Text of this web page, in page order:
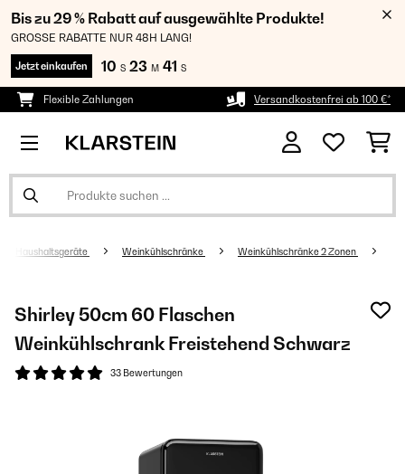
Bis zu 29 % Rabatt auf ausgewählte Produkte!
GROSSE RABATTE NUR 48H LANG!
Jetzt einkaufen 10 S 23 M 41 S
Flexible Zahlungen Versandkostenfrei ab 100 €*
Haushaltsgeräte Weinkühlschränke Weinkühlschränke 2 Zonen
Shirley 50cm 60 Flaschen
Weinkühlschrank Freistehend​ Schwarz
33 Bewertungen